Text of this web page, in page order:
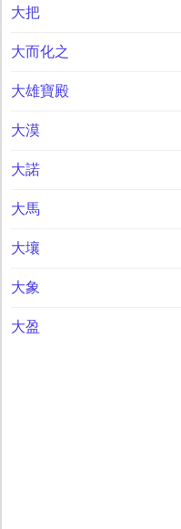
大把
大而化之
大雄寶殿
大漠
大諾
大馬
大壤
大象
大盈